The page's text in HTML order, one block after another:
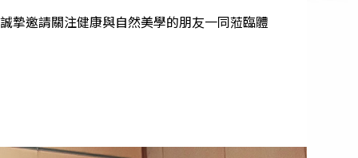
摯邀請關注健康與自然美學的朋友一同蒞臨體